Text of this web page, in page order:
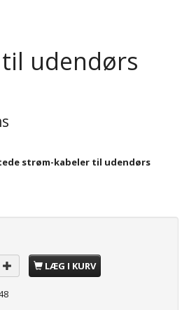
udendørs
strøm-kabeler til udendørs
LÆG I KURV